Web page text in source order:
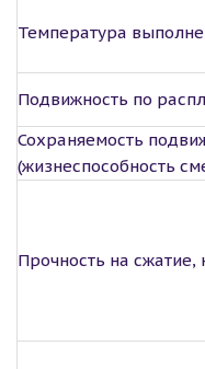
Температура
Подвижность по
Сохраняемость
(жизнеспособность
Прочность на сжатие,